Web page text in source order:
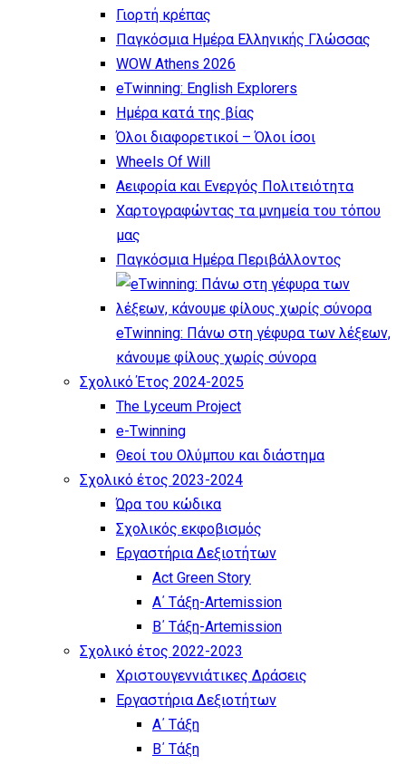
Γιορτή κρέπας
Παγκόσμια Ημέρα Ελληνικής Γλώσσας
WOW Athens 2026
eTwinning: English Explorers
Ημέρα κατά της βίας
Όλοι διαφορετικοί – Όλοι ίσοι
Wheels Of Will
Αειφορία και Ενεργός Πολιτειότητα
Χαρτογραφώντας τα μνημεία του τόπου
μας
Παγκόσμια Ημέρα Περιβάλλοντος
eTwinning: Πάνω στη γέφυρα των λέξεων,
κάνουμε φίλους χωρίς σύνορα
Σχολικό Έτος 2024-2025
The Lyceum Project
e-Twinning
Θεοί του Ολύμπου και διάστημα
Σχολικό έτος 2023-2024
Ώρα του κώδικα
Σχολικός εκφοβισμός
Εργαστήρια Δεξιοτήτων
Act Green Story
Α΄ Τάξη-Artemission
Β΄ Τάξη-Artemission
Σχολικό έτος 2022-2023
Χριστουγεννιάτικες Δράσεις
Εργαστήρια Δεξιοτήτων
Α΄ Τάξη
Β΄ Τάξη